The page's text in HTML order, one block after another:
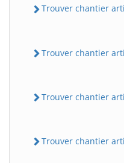
Trouver chantier
Trouver chantier
Trouver chantier
Trouver chantier